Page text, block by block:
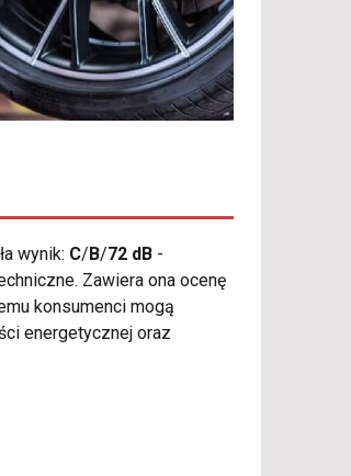
wynik: C/ B/72 dB -
Zawiera ona ocenę
konsumenci mogą
energetycznej oraz